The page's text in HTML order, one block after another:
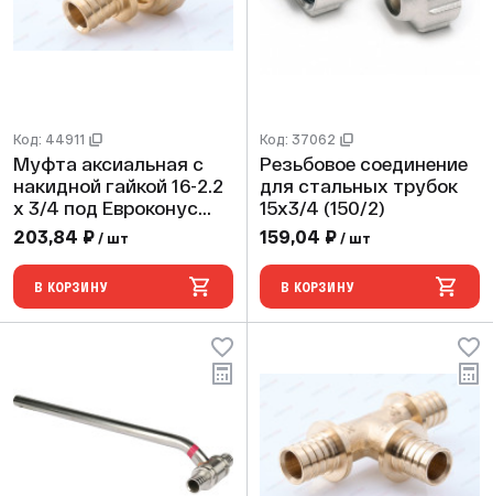
Код: 44911
Муфта аксиальная с
накидной гайкой 16-2.2
х 3/4 под Евроконус
TIM (180/5)
203,84 ₽ / шт
В КОРЗИНУ
Код: 37062
Резьбовое соединение
для стальных трубок
15х3/4 (150/2)
159,04 ₽ / шт
В КОРЗИНУ